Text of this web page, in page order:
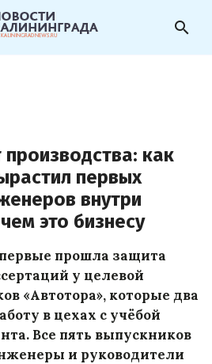
search
как
первых
внутри
это бизнесу
прошла защита
у целевой
«Автотора», которые два
в цехах с учёбой
Все пять выпускников
и руководители